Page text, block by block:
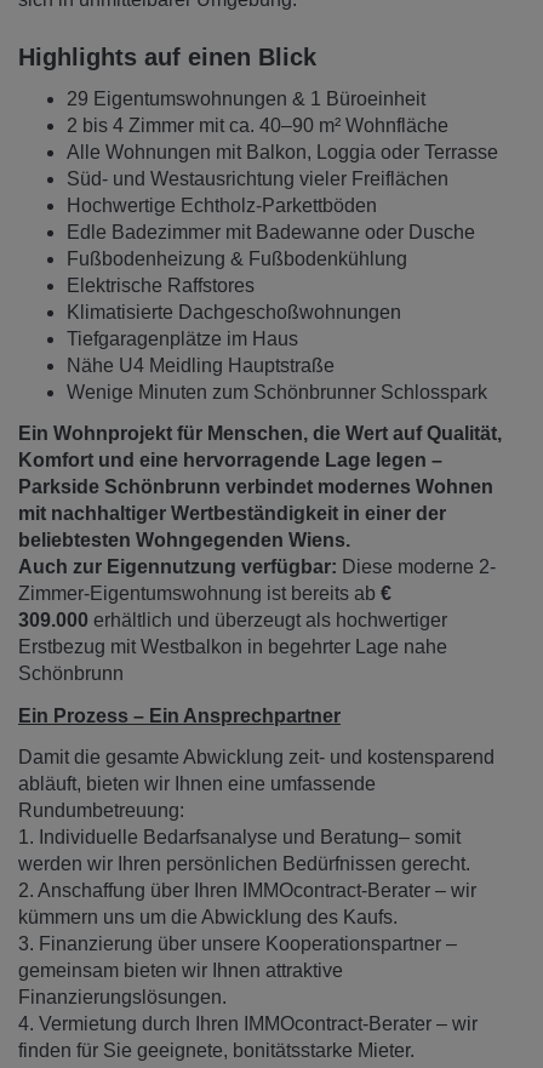
Highlights auf einen Blick
29 Eigentumswohnungen & 1 Büroeinheit
2 bis 4 Zimmer mit ca. 40–90 m² Wohnfläche
Alle Wohnungen mit Balkon, Loggia oder Terrasse
Süd- und Westausrichtung vieler Freiflächen
Hochwertige Echtholz-Parkettböden
Edle Badezimmer mit Badewanne oder Dusche
Fußbodenheizung & Fußbodenkühlung
Elektrische Raffstores
Klimatisierte Dachgeschoßwohnungen
Tiefgaragenplätze im Haus
Nähe U4 Meidling Hauptstraße
Wenige Minuten zum Schönbrunner Schlosspark
Ein Wohnprojekt für Menschen, die Wert auf Qualität,
Komfort und eine hervorragende Lage legen –
Parkside Schönbrunn verbindet modernes Wohnen
mit nachhaltiger Wertbeständigkeit in einer der
beliebtesten Wohngegenden Wiens.
Auch zur Eigennutzung verfügbar: Diese moderne 2-
Zimmer-Eigentumswohnung ist bereits ab €
309.000 erhältlich und überzeugt als hochwertiger
Erstbezug mit Westbalkon in begehrter Lage nahe
Schönbrunn
Ein Prozess – Ein Ansprechpartner
Damit die gesamte Abwicklung zeit- und kostensparend
abläuft, bieten wir Ihnen eine umfassende
Rundumbetreuung:
1. Individuelle Bedarfsanalyse und Beratung– somit
werden wir Ihren persönlichen Bedürfnissen gerecht.
2. Anschaffung über Ihren IMMOcontract-Berater – wir
kümmern uns um die Abwicklung des Kaufs.
3. Finanzierung über unsere Kooperationspartner –
gemeinsam bieten wir Ihnen attraktive
Finanzierungslösungen.
4. Vermietung durch Ihren IMMOcontract-Berater – wir
finden für Sie geeignete, bonitätsstarke Mieter.